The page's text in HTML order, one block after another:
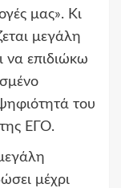
μας». Κι
μεγάλη
να επιδιώκω
του
ΕΓΟ.
μέχρι